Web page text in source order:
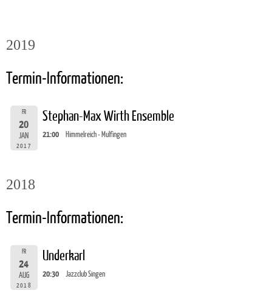
2019
Termin-Informationen:
FR
20
JAN
2017
Stephan-Max Wirth Ensemble
21:00 Himmelreich - Mulfingen
2018
Termin-Informationen:
FR
24
AUG
2018
Underkarl
20:30 Jazzclub Singen